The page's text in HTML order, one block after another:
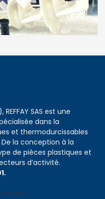
SAS est une
dans la
et thermodurcissables
la conception à la
de pièces plastiques et
d’activité.